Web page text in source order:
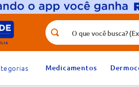
O que você busca? (Ex.: vitamina,
Medicamentos
Termos mais buscados
1
medicamento